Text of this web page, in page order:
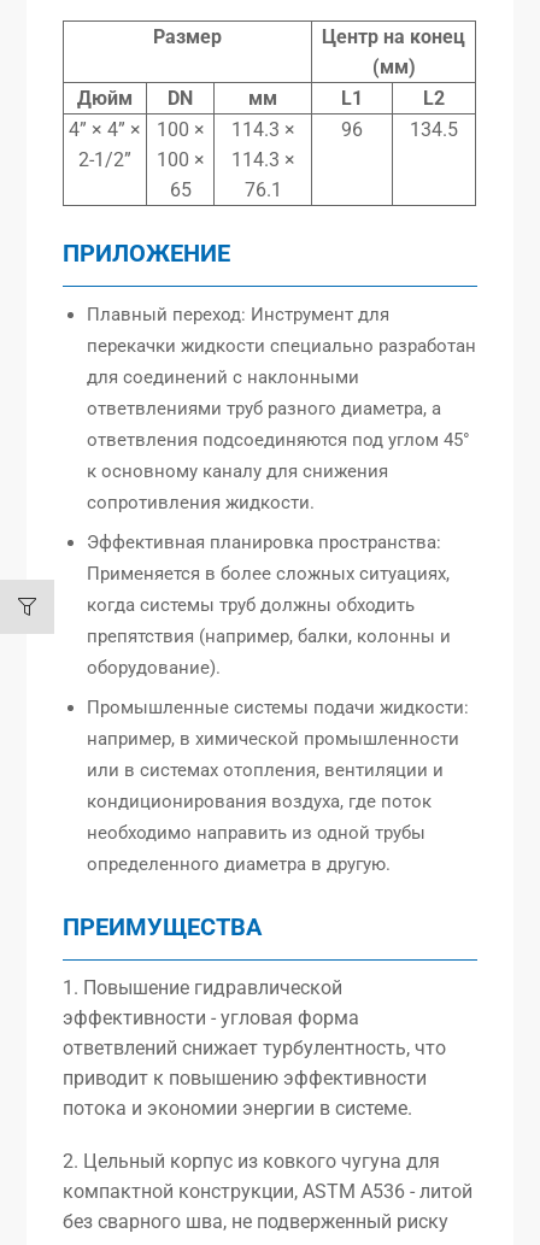
Размер Центр на конец
(мм)
Дюйм
DN мм L1
L2
4” × 4” ×
2-1/2”
100 ×
100 ×
65
114.3 ×
114.3 ×
76.1
96 134.5
ПРИЛОЖЕНИЕ
Плавный переход: Инструмент для
перекачки жидкости специально разработан
для соединений с наклонными
ответвлениями труб разного диаметра, а
ответвления подсоединяются под углом 45°
к основному каналу для снижения
сопротивления жидкости.
Эффективная планировка пространства:
Применяется в более сложных ситуациях,
когда системы труб должны обходить
препятствия (например, балки, колонны и
оборудование).
Промышленные системы подачи жидкости:
например, в химической промышленности
или в системах отопления, вентиляции и
кондиционирования воздуха, где поток
необходимо направить из одной трубы
определенного диаметра в другую.
ПРЕИМУЩЕСТВА
1. Повышение гидравлической
эффективности - угловая форма
ответвлений снижает турбулентность, что
приводит к повышению эффективности
потока и экономии энергии в системе.
2. Цельный корпус из ковкого чугуна для
компактной конструкции, ASTM A536 - литой
без сварного шва, не подверженный риску